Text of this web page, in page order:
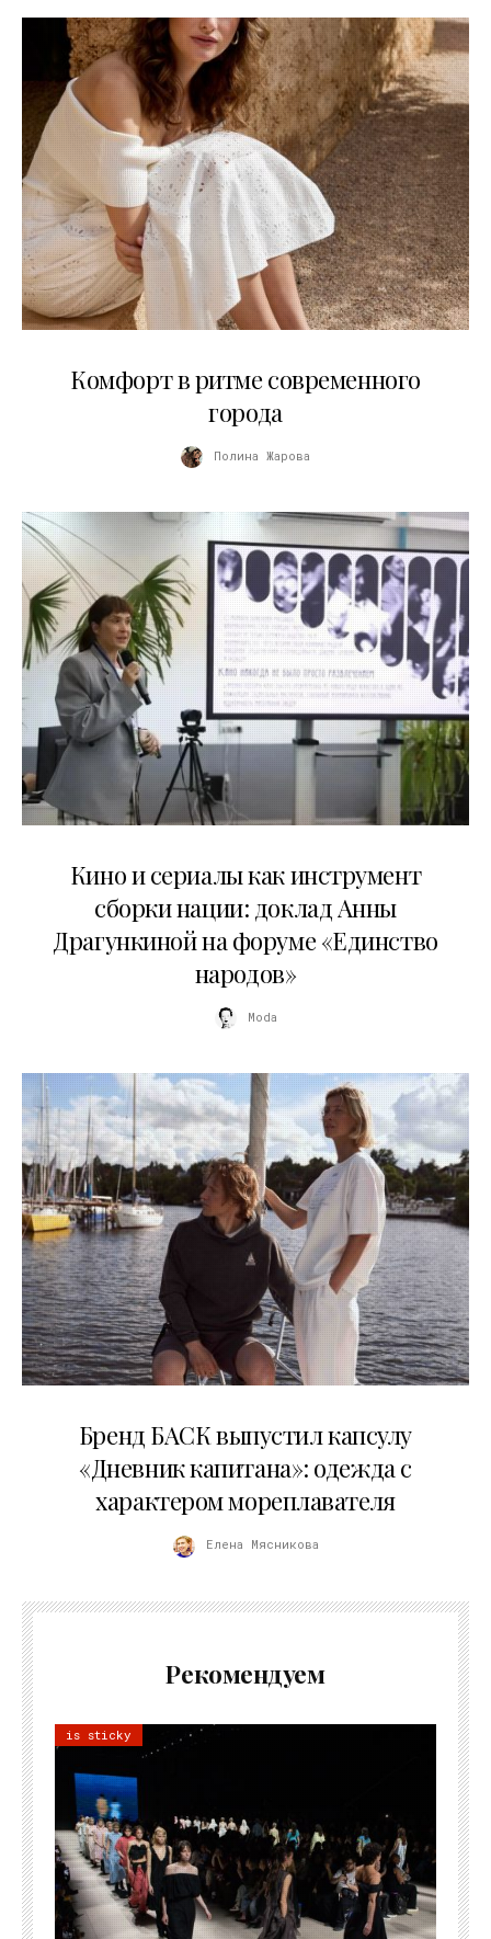
Комфорт в ритме современного
города
Полина Жарова
Кино и сериалы как инструмент
сборки нации: доклад Анны
Драгункиной на форуме «Единство
народов»
Moda
Бренд БАСК выпустил капсулу
«Дневник капитана»: одежда с
характером мореплавателя
Елена Мясникова
Рекомендуем
is sticky